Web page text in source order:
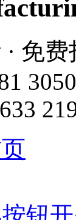
免费
3050
钮